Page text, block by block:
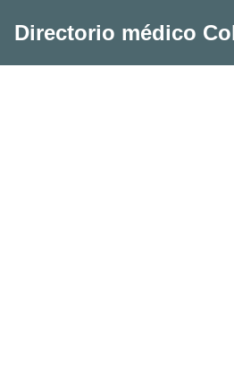
Directorio médico